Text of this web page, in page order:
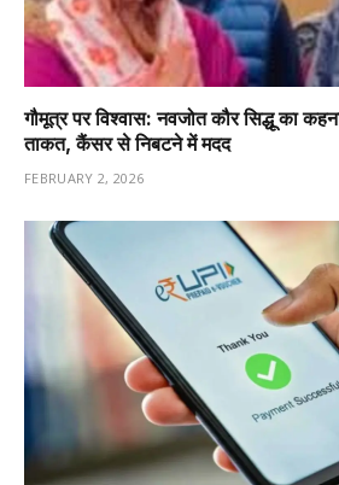
गौमूत्र पर विश्वास: नवजोत कौर सिद्धू का
ताकत, कैंसर से निबटने में मदद
FEBRUARY 2, 2026